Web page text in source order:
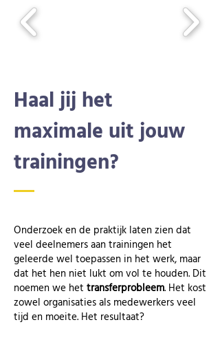
Haal jij het
maximale uit jouw
trainingen?
Onderzoek en de praktijk laten zien dat
veel deelnemers aan trainingen het
geleerde wel toepassen in het werk, maar
dat het hen niet lukt om vol te houden. Dit
noemen we het transferprobleem. Het kost
zowel organisaties als medewerkers veel
tijd en moeite. Het resultaat?